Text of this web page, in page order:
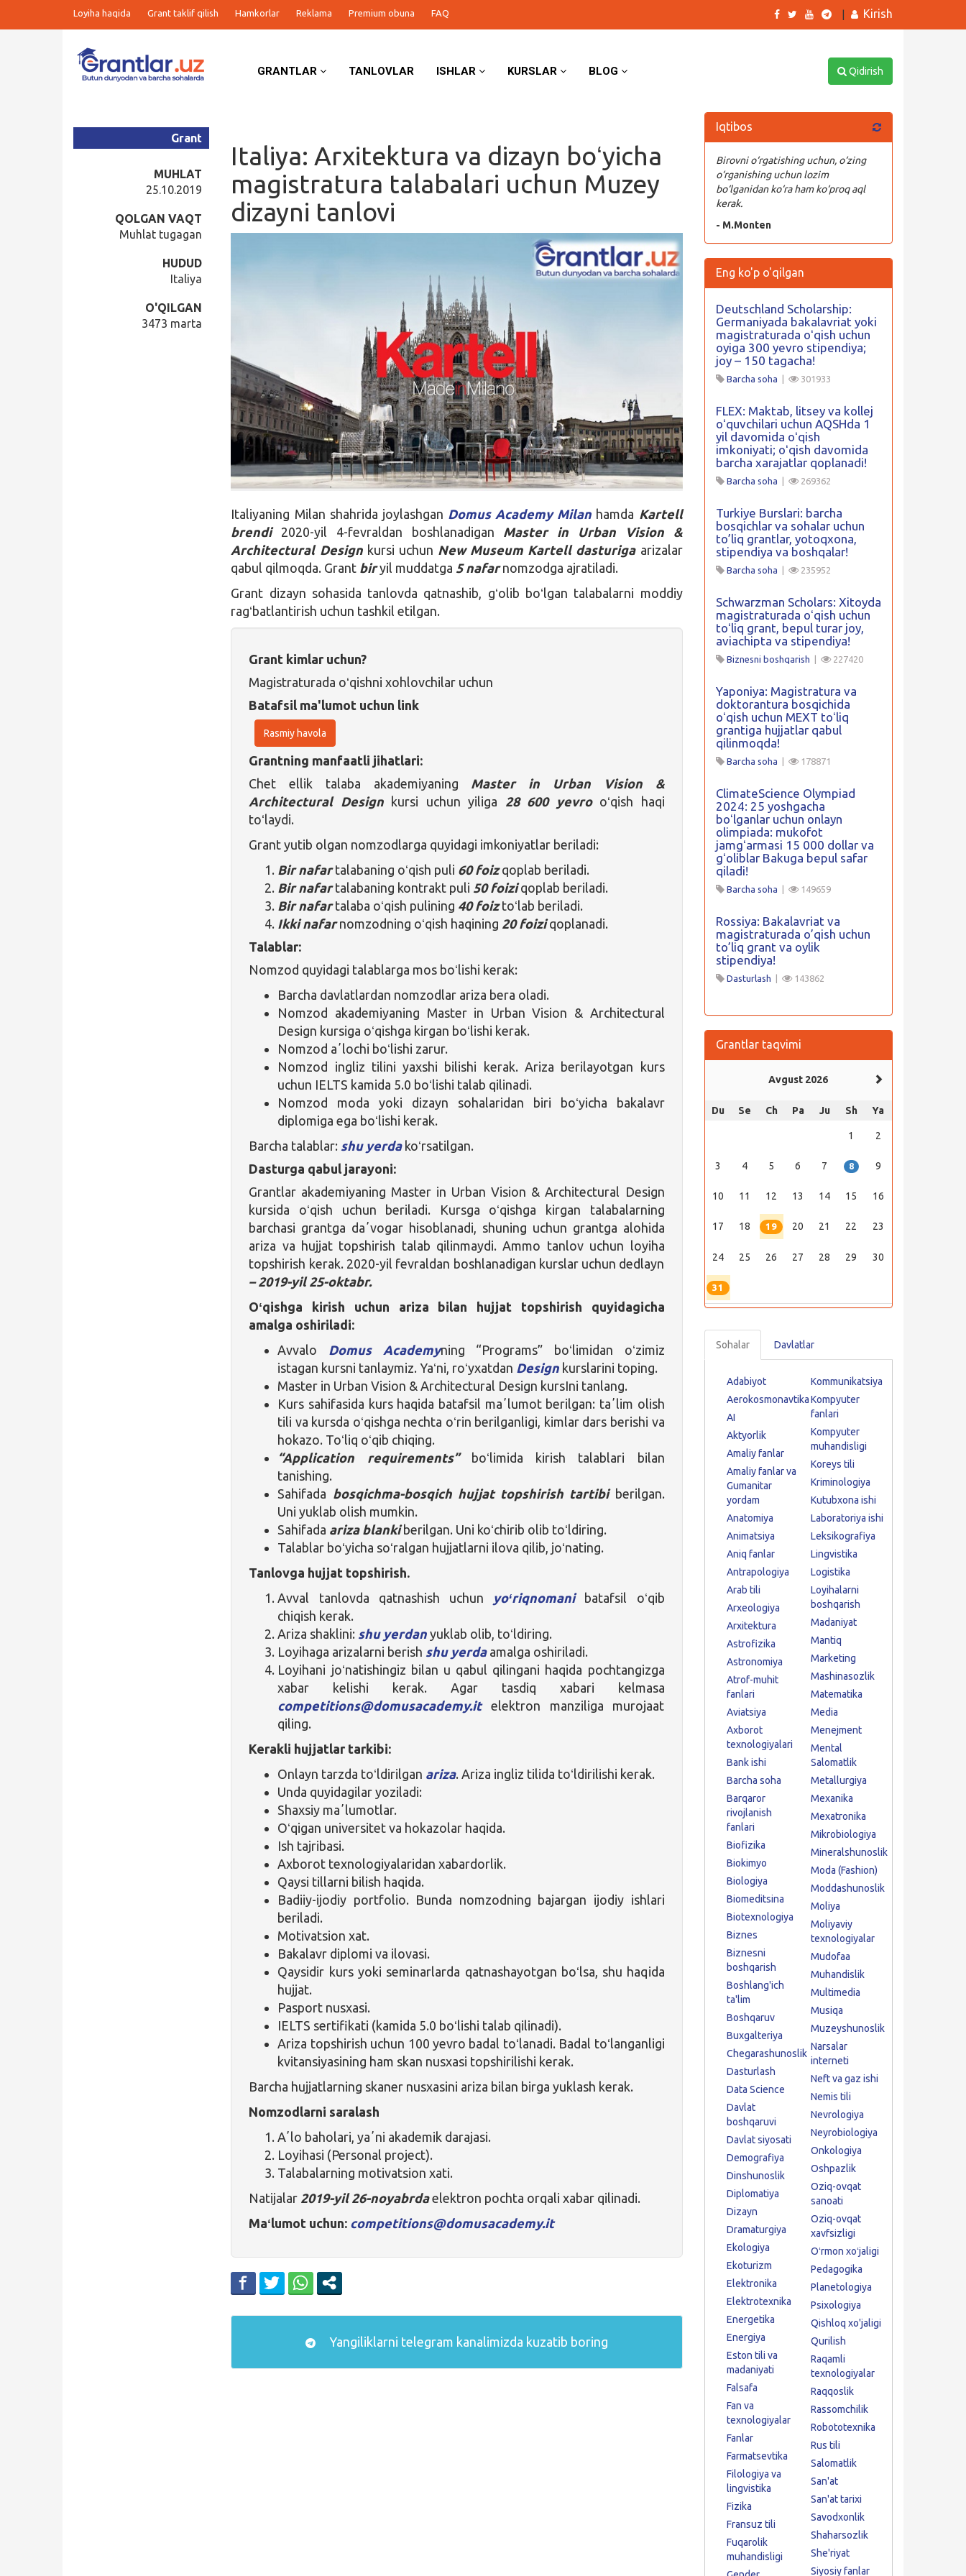
Loyiha haqida Grant taklif qilish Hamkorlar Reklama Premium obuna FAQ Kirish
GRANTLAR TANLOVLAR ISHLAR KURSLAR BLOG Qidirish
Italiya: Arxitektura va dizayn boʻyicha
magistratura talabalari uchun Muzey
dizayni tanlovi
Grant
MUHLAT
25.10.2019
QOLGAN VAQT
Muhlat tugagan
HUDUD
Italiya
O'QILGAN
3473 marta
Italiyaning Milan shahrida joylashgan Domus Academy Milan hamda Kartell
brendi
2020-yil 4-fevraldan boshlanadigan Master in Urban Vision &
Architectural Design kursi uchun New Museum Kartell dasturigaarizalar
qabul qilmoqda. Grant bir yil muddatga 5 nafarnomzodga ajratiladi.
Grant dizayn sohasida tanlovda qatnashib, gʻolib boʻlgan talabalarni moddiy
ragʻbatlantirish uchun tashkil etilgan.
Grant kimlar uchun?
Magistraturada oʻqishni xohlovchilar uchun
Batafsil ma'lumot uchun link
Rasmiy havola
Grantning manfaatli jihatlari:
Chet ellik talaba akademiyaning Master in Urban Vision &
Architectural Design kursi uchun yiliga 28 600 yevrooʻqish haqi
toʻlaydi.
Grant yutib olgan nomzodlarga quyidagi imkoniyatlar beriladi:
Bir nafartalabaning oʻqish puli 60 foizqoplab beriladi.
Bir nafartalabaning kontrakt puli 50 foiziqoplab beriladi.
Bir nafartalaba oʻqish pulining 40 foiztoʻlab beriladi.
Ikki nafarnomzodning oʻqish haqining 20 foiziqoplanadi.
Talablar:
Nomzod quyidagi talablarga mos boʻlishi kerak:
Barcha davlatlardan nomzodlar ariza bera oladi.
Nomzod akademiyaning Master in Urban Vision & Architectural
Design kursiga oʻqishga kirgan boʻlishi kerak.
Nomzod aʼlochi boʻlishi zarur.
Nomzod ingliz tilini yaxshi bilishi kerak. Ariza berilayotgan kurs
uchun IELTS kamida 5.0 boʻlishi talab qilinadi.
Nomzod moda yoki dizayn sohalaridan biri boʻyicha bakalavr
diplomiga ega boʻlishi kerak.
Barcha talablar: shu yerdakoʻrsatilgan.
Dasturga qabul jarayoni:
Grantlar akademiyaning Master in Urban Vision & Architectural Design
kursida oʻqish uchun beriladi. Kursga oʻqishga kirgan talabalarning
barchasi grantga daʼvogar hisoblanadi, shuning uchun grantga alohida
ariza va hujjat topshirish talab qilinmaydi. Ammo tanlov uchun loyiha
topshirish kerak. 2020-yil fevraldan boshlanadigan kurslar uchun dedlayn
– 2019-yil 25-oktabr.
Oʻqishga kirish uchun ariza bilan hujjat topshirish quyidagicha
amalga oshiriladi:
Avvalo Domus Academyning “Programs” boʻlimidan oʻzimiz
istagan kursni tanlaymiz. Yaʻni, roʻyxatdan Design kurslarini toping.
Master in Urban Vision & Architectural Design kursIni tanlang.
Kurs sahifasida kurs haqida batafsil maʼlumot berilgan: taʼlim olish
tili va kursda oʻqishga nechta oʻrin berilganligi, kimlar dars berishi va
hokazo. Toʻliq oʻqib chiqing.
“Application requirements” boʻlimida kirish talablari bilan
tanishing.
Sahifada bosqichma-bosqich hujjat topshirish tartibiberilgan.
Uni yuklab olish mumkin.
Sahifada ariza blankiberilgan. Uni koʻchirib olib toʻldiring.
Talablar boʻyicha soʻralgan hujjatlarni ilova qilib, joʻnating.
Tanlovga hujjat topshirish.
Avval tanlovda qatnashish uchun yoʻriqnomanibatafsil oʻqib
chiqish kerak.
Ariza shaklini: shu yerdan yuklab olib, toʻldiring.
Loyihaga arizalarni berish shu yerdaamalga oshiriladi.
Loyihani joʻnatishingiz bilan u qabul qilingani haqida pochtangizga
xabar kelishi kerak. Agar tasdiq xabari kelmasa
competitions@domusacademy.itelektron manziliga murojaat
qiling.
Kerakli hujjatlar tarkibi:
Onlayn tarzda toʻldirilgan ariza. Ariza ingliz tilida toʻldirilishi kerak.
Unda quyidagilar yoziladi:
Shaxsiy maʼlumotlar.
Oʻqigan universitet va hokazolar haqida.
Ish tajribasi.
Axborot texnologiyalaridan xabardorlik.
Qaysi tillarni bilish haqida.
Badiiy-ijodiy portfolio. Bunda nomzodning bajargan ijodiy ishlari
beriladi.
Motivatsion xat.
Bakalavr diplomi va ilovasi.
Qaysidir kurs yoki seminarlarda qatnashayotgan boʻlsa, shu haqida
hujjat.
Pasport nusxasi.
IELTS sertifikati (kamida 5.0 boʻlishi talab qilinadi).
Ariza topshirish uchun 100 yevro badal toʻlanadi. Badal toʻlanganligi
kvitansiyasining ham skan nusxasi topshirilishi kerak.
Barcha hujjatlarning skaner nusxasini ariza bilan birga yuklash kerak.
Nomzodlarni saralash
Aʼlo baholari, yaʼni akademik darajasi.
Loyihasi (Personal project).
Talabalarning motivatsion xati.
Natijalar 2019-yil 26-noyabrdaelektron pochta orqali xabar qilinadi.
Maʻlumot uchun: competitions@domusacademy.it
Yangiliklarni telegram kanalimizda kuzatib boring
Iqtibos
Birovni o‘rgatishing uchun, o‘zing
o‘rganishing uchun lozim
bo‘lganidan ko‘ra ham ko‘proq aql
kerak.
- M.Monten
Eng ko'p o'qilgan
Deutschland Scholarship:
Germaniyada bakalavriat yoki
magistraturada oʻqish uchun
oyiga 300 yevro stipendiya;
joy – 150 tagacha!
Barcha soha 301933
FLEX: Maktab, litsey va kollej
oʻquvchilari uchun AQSHda 1
yil davomida oʻqish
imkoniyati; oʻqish davomida
barcha xarajatlar qoplanadi!
Barcha soha 269362
Turkiye Burslari: barcha
bosqichlar va sohalar uchun
to’liq grantlar, yotoqxona,
stipendiya va boshqalar!
Barcha soha 235952
Schwarzman Scholars: Xitoyda
magistraturada oʻqish uchun
toʻliq grant, bepul turar joy,
aviachipta va stipendiya!
Biznesni boshqarish 227420
Yaponiya: Magistratura va
doktorantura bosqichida
oʻqish uchun MEXT toʻliq
grantiga hujjatlar qabul
qilinmoqda!
Barcha soha 178871
ClimateScience Olympiad
2024: 25 yoshgacha
boʻlganlar uchun onlayn
olimpiada: mukofot
jamgʻarmasi 15 000 dollar va
gʻoliblar Bakuga bepul safar
qiladi!
Barcha soha 149659
Rossiya: Bakalavriat va
magistraturada o’qish uchun
to’liq grant va oylik
stipendiya!
Dasturlash 143862
Grantlar taqvimi
Avgust 2026
Du Se Ch Pa Ju Sh Ya
1 2
3 4 5 6 7 8 9
10 11 12 13 14 15 16
17 18 19 20 21 22 23
24 25 26 27 28 29 30
31
Sohalar Davlatlar
Adabiyot
Aerokosmonavtika
AI
Aktyorlik
Amaliy fanlar
Amaliy fanlar va
Gumanitar
yordam
Anatomiya
Animatsiya
Aniq fanlar
Antrapologiya
Arab tili
Arxeologiya
Arxitektura
Astrofizika
Astronomiya
Atrof-muhit
fanlari
Aviatsiya
Axborot
texnologiyalari
Bank ishi
Barcha soha
Barqaror
rivojlanish
fanlari
Biofizika
Biokimyo
Biologiya
Biomeditsina
Biotexnologiya
Biznes
Biznesni
boshqarish
Boshlang'ich
ta'lim
Boshqaruv
Buxgalteriya
Chegarashunoslik
Dasturlash
Data Science
Davlat
boshqaruvi
Davlat siyosati
Demografiya
Dinshunoslik
Diplomatiya
Dizayn
Dramaturgiya
Ekologiya
Ekoturizm
Elektronika
Elektrotexnika
Energetika
Energiya
Eston tili va
madaniyati
Falsafa
Fan va
texnologiyalar
Fanlar
Farmatsevtika
Filologiya va
lingvistika
Fizika
Fransuz tili
Fuqarolik
muhandisligi
Kommunikatsiya
Kompyuter
fanlari
Kompyuter
muhandisligi
Koreys tili
Kriminologiya
Kutubxona ishi
Laboratoriya ishi
Leksikografiya
Lingvistika
Logistika
Loyihalarni
boshqarish
Madaniyat
Mantiq
Marketing
Mashinasozlik
Matematika
Media
Menejment
Mental
Salomatlik
Metallurgiya
Mexanika
Mexatronika
Mikrobiologiya
Mineralshunoslik
Moda (Fashion)
Moddashunoslik
Moliya
Moliyaviy
texnologiyalar
Mudofaa
Muhandislik
Multimedia
Musiqa
Muzeyshunoslik
Narsalar
interneti
Neft va gaz ishi
Nemis tili
Nevrologiya
Neyrobiologiya
Onkologiya
Oshpazlik
Oziq-ovqat
sanoati
Oziq-ovqat
xavfsizligi
Oʻrmon xoʻjaligi
Pedagogika
Planetologiya
Psixologiya
Qishloq xo'jaligi
Qurilish
Raqamli
texnologiyalar
Raqqoslik
Rassomchilik
Robototexnika
Rus tili
Salomatlik
San'at
San'at tarixi
Savodxonlik
Shaharsozlik
She'riyat
Siyosiy fanlar